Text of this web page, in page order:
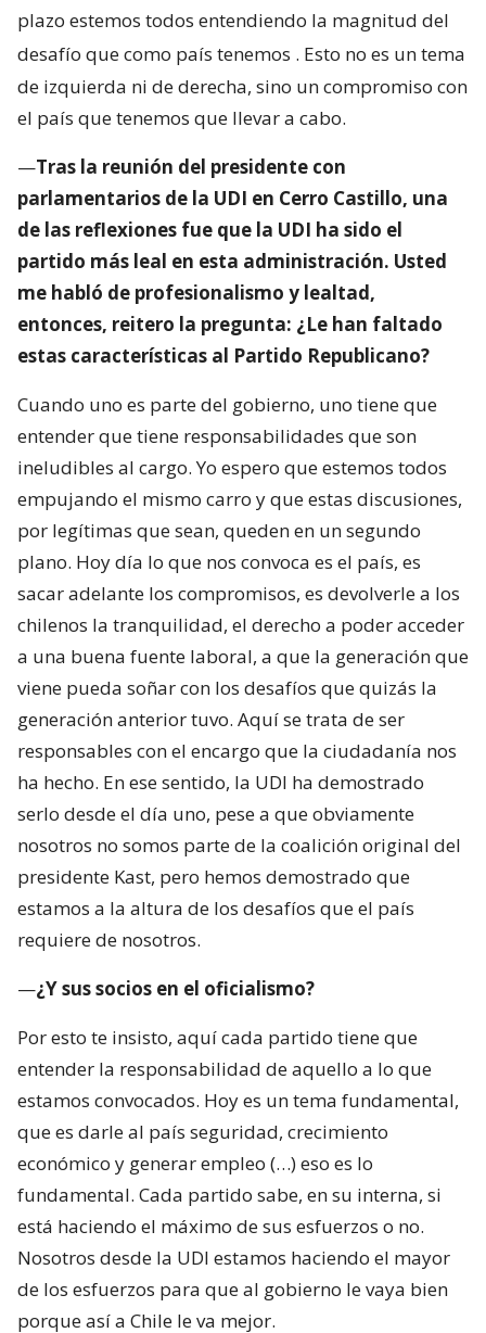
plazo estemos todos entendiendo la magnitud del
desafío que como país tenemos . Esto no es un tema
de izquierda ni de derecha, sino un compromiso con
el país que tenemos que llevar a cabo.
—Tras la reunión del presidente con
parlamentarios de la UDI en Cerro Castillo, una
de las reflexiones fue que la UDI ha sido el
partido más leal en esta administración. Usted
me habló de profesionalismo y lealtad,
entonces, reitero la pregunta: ¿Le han faltado
estas características al Partido Republicano?
Cuando uno es parte del gobierno, uno tiene que
entender que tiene responsabilidades que son
ineludibles al cargo. Yo espero que estemos todos
empujando el mismo carro y que estas discusiones,
por legítimas que sean, queden en un segundo
plano. Hoy día lo que nos convoca es el país, es
sacar adelante los compromisos, es devolverle a los
chilenos la tranquilidad, el derecho a poder acceder
a una buena fuente laboral, a que la generación que
viene pueda soñar con los desafíos que quizás la
generación anterior tuvo. Aquí se trata de ser
responsables con el encargo que la ciudadanía nos
ha hecho. En ese sentido, la UDI ha demostrado
serlo desde el día uno, pese a que obviamente
nosotros no somos parte de la coalición original del
presidente Kast, pero hemos demostrado que
estamos a la altura de los desafíos que el país
requiere de nosotros.
—¿Y sus socios en el oficialismo?
Por esto te insisto, aquí cada partido tiene que
entender la responsabilidad de aquello a lo que
estamos convocados. Hoy es un tema fundamental,
que es darle al país seguridad, crecimiento
económico y generar empleo (…) eso es lo
fundamental. Cada partido sabe, en su interna, si
está haciendo el máximo de sus esfuerzos o no.
Nosotros desde la UDI estamos haciendo el mayor
de los esfuerzos para que al gobierno le vaya bien
porque así a Chile le va mejor.